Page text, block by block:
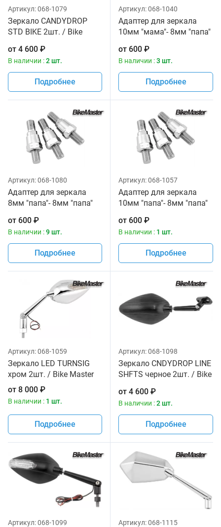
Артикул:068-1079
Зеркало CANDYDROP
STD BIKE 2шт. / Bike
от 4 600 ₽
В наличии :2 шт.
Подробнее
Артикул:068-1040
Адаптер для зеркала
10мм "мама"- 8мм "папа"
от 600 ₽
В наличии :3 шт.
Подробнее
Артикул:068-1080
Адаптер для зеркала
8мм "папа"- 8мм "папа"
от 600 ₽
В наличии :9 шт.
Подробнее
Артикул:068-1057
Адаптер для зеркала
10мм "папа"- 8мм "папа"
от 600 ₽
В наличии : 1 шт.
Подробнее
Артикул:068-1059
Зеркало LED TURNSIG
хром 2шт. / Bike Master
от 8 000 ₽
В наличии : 1 шт.
Подробнее
Артикул:068-1098
Зеркало CNDYDROP LINE
SHFTS черное 2шт. / Bike
от 4 600 ₽
В наличии :2 шт.
Подробнее
Артикул:068-1099 Артикул:068-1115